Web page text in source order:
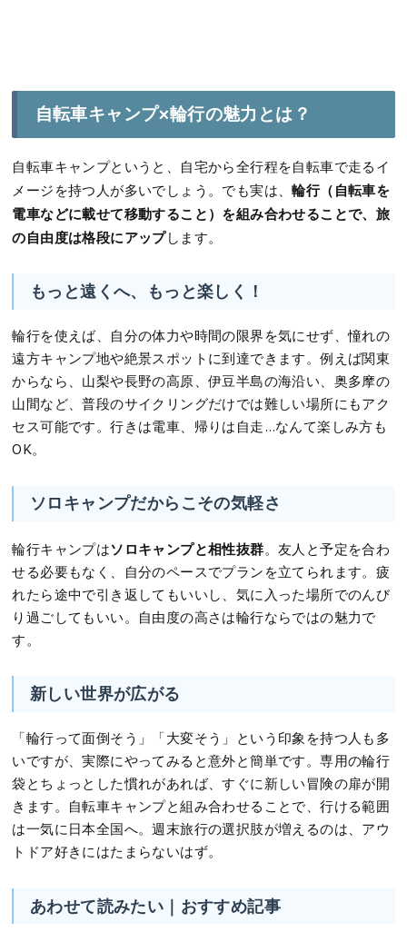
自転車キャンプ×輪行の魅力とは？
自転車キャンプというと、自宅から全行程を自転車で走るイ
メージを持つ人が多いでしょう。でも実は、輪行（自転車を
電車などに載せて移動すること）を組み合わせることで、旅
の自由度は格段にアップします。
もっと遠くへ、もっと楽しく！
輪行を使えば、自分の体力や時間の限界を気にせず、憧れの
遠方キャンプ地や絶景スポットに到達できます。例えば関東
からなら、山梨や長野の高原、伊豆半島の海沿い、奥多摩の
山間など、普段のサイクリングだけでは難しい場所にもアク
セス可能です。行きは電車、帰りは自走…なんて楽しみ方も
OK。
ソロキャンプだからこその気軽さ
輪行キャンプはソロキャンプと相性抜群。友人と予定を合わ
せる必要もなく、自分のペースでプランを立てられます。疲
れたら途中で引き返してもいいし、気に入った場所でのんび
り過ごしてもいい。自由度の高さは輪行ならではの魅力で
す。
新しい世界が広がる
「輪行って面倒そう」「大変そう」という印象を持つ人も多
いですが、実際にやってみると意外と簡単です。専用の輪行
袋とちょっとした慣れがあれば、すぐに新しい冒険の扉が開
きます。自転車キャンプと組み合わせることで、行ける範囲
は一気に日本全国へ。週末旅行の選択肢が増えるのは、アウ
トドア好きにはたまらないはず。
あわせて読みたい｜おすすめ記事